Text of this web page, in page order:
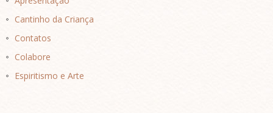
Cantinho da Criança
Contatos
Colabore
Espiritismo e Arte